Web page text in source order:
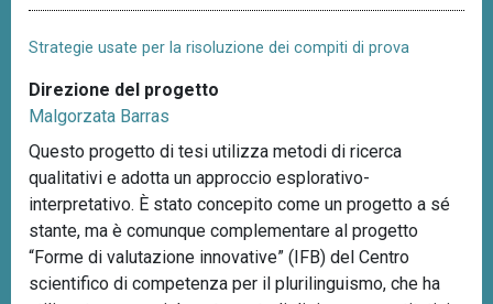
Strategie usate per la risoluzione dei compiti di prova
Direzione del progetto
Malgorzata Barras
Questo progetto di tesi utilizza metodi di ricerca
qualitativi e adotta un approccio esplorativo-
interpretativo. È stato concepito come un progetto a sé
stante, ma è comunque complementare al progetto
“Forme di valutazione innovative” (IFB) del Centro
scientifico di competenza per il plurilinguismo, che ha